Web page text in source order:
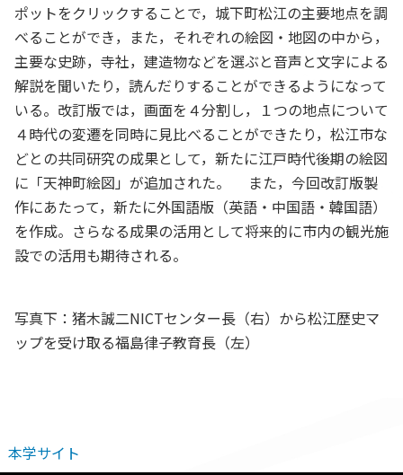
ポットをクリックすることで，城下町松江の主要地点を調
べることができ，また，それぞれの絵図・地図の中から，
主要な史跡，寺社，建造物などを選ぶと音声と文字による
解説を聞いたり，読んだりすることができるようになって
いる。改訂版では，画面を４分割し，１つの地点について
４時代の変遷を同時に見比べることができたり，松江市な
どとの共同研究の成果として，新たに江戸時代後期の絵図
に「天神町絵図」が追加された。 また，今回改訂版製
作にあたって，新たに外国語版（英語・中国語・韓国語）
を作成。さらなる成果の活用として将来的に市内の観光施
設での活用も期待される。
写真下：猪木誠二NICTセンター長（右）から松江歴史マ
ップを受け取る福島律子教育長（左）
本学サイト